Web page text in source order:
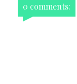
0 comments: